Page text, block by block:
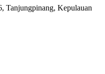
Tanjungpinang, Kepulauan